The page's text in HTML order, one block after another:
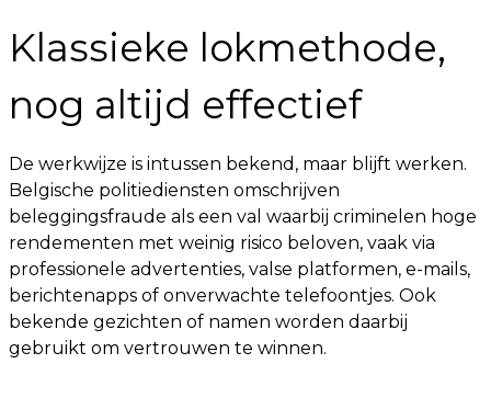
Klassieke lokmethode,
nog altijd effectief
De werkwijze is intussen bekend, maar blijft werken.
Belgische politiediensten omschrijven
beleggingsfraude als een val waarbij criminelen hoge
rendementen met weinig risico beloven, vaak via
professionele advertenties, valse platformen, e-mails,
berichtenapps of onverwachte telefoontjes. Ook
bekende gezichten of namen worden daarbij
gebruikt om vertrouwen te winnen.